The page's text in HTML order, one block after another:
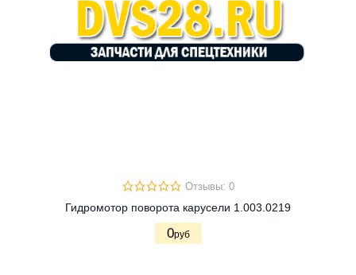
Отзывы: 0
Гидромотор поворота карусели 1.003.0219
0руб